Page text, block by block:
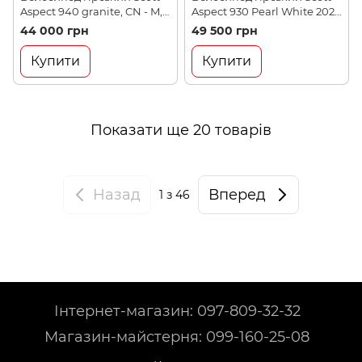
Aspect 940 granite, CN - M,
29" (280569.007)
44 000 грн
Купити
Aspect 930 Pearl White 2021,
M (280567.007)
49 500 грн
Купити
Показати ще 20 товарів
Назад 1 з 46 Вперед
Інтернет-магазин: 097-809-32-32
Магазин-майстерня: 099-160-25-08